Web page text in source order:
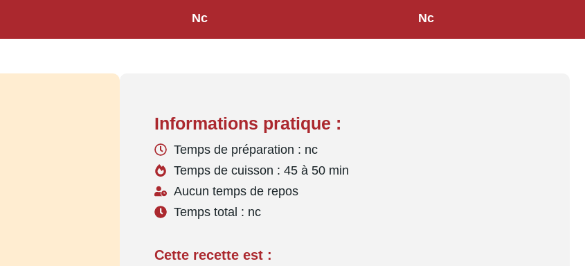
Nc Nc
Informations pratique :
Temps de préparation : nc
Temps de cuisson : 45 à 50 min
Aucun temps de repos
Temps total : nc
Cette recette est :